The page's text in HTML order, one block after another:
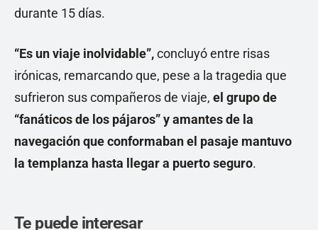
durante 15 días.
“Es un viaje inolvidable”,concluyó entre risas
irónicas, remarcando que, pese a la tragedia que
sufrieron sus compañeros de viaje, el grupo de
“fanáticos de los pájaros” y amantes de la
navegación que conformaban el pasaje mantuvo
la templanza hasta llegar a puerto seguro.
Te puede interesar